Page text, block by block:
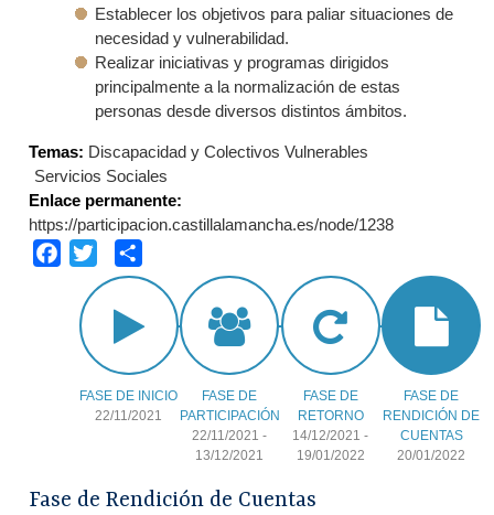
Establecer los objetivos para paliar situaciones de
necesidad y vulnerabilidad.
Realizar iniciativas y programas dirigidos
principalmente a la normalización de estas
personas desde diversos distintos ámbitos.
Temas: Discapacidad y Colectivos Vulnerables
Servicios Sociales
Enlace permanente:
https://participacion.castillalamancha.es/node/1238
Facebook
Twitter
FASE DE INICIO
22/11/2021
FASE DE
PARTICIPACIÓN
22/11/2021 -
13/12/2021
FASE DE
RETORNO
14/12/2021 -
19/01/2022
FASE DE
RENDICIÓN DE
CUENTAS
20/01/2022
Fase de Rendición de Cuentas